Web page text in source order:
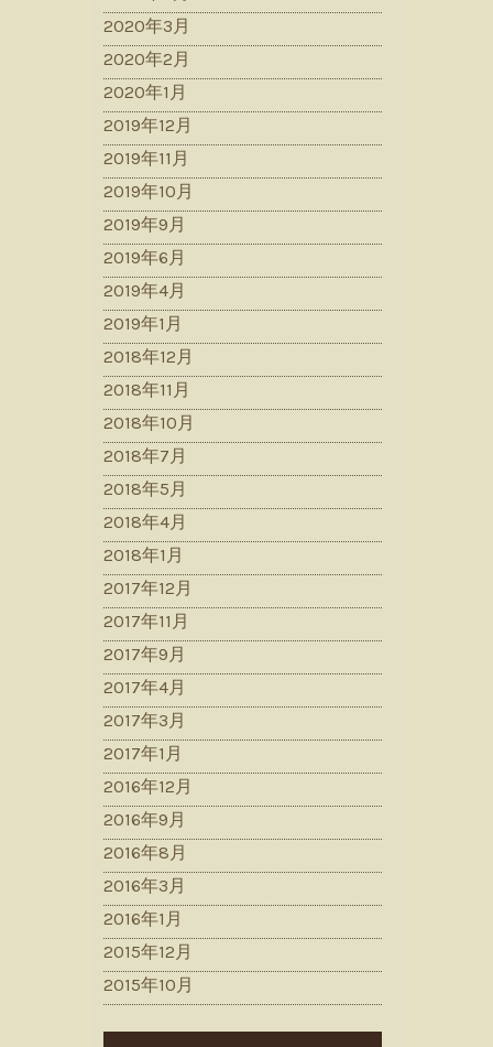
2020年3月
2020年2月
2020年1月
2019年12月
2019年11月
2019年10月
2019年9月
2019年6月
2019年4月
2019年1月
2018年12月
2018年11月
2018年10月
2018年7月
2018年5月
2018年4月
2018年1月
2017年12月
2017年11月
2017年9月
2017年4月
2017年3月
2017年1月
2016年12月
2016年9月
2016年8月
2016年3月
2016年1月
2015年12月
2015年10月